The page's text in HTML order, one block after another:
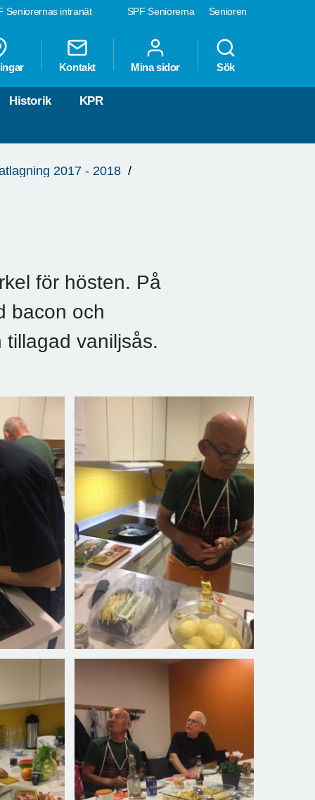
SPF Seniorerna Senioren
Seniorernas intranät
Kontakt Mina sidor Sök
Historik KPR
2017 - 2018
för hösten. På
bacon och
vaniljsås.